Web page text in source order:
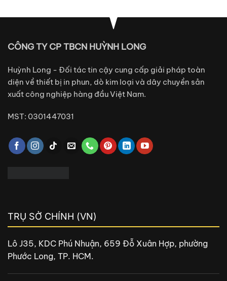
CÔNG TY CP TBCN HUỲNH LONG
Huỳnh Long - Đối tác tin cậy cung cấp giải pháp toàn
diện về thiết bị in phun, dò kim loại và dây chuyền sản
xuất công nghiệp hàng đầu Việt Nam.
MST: 0301447031
TRỤ SỞ CHÍNH (VN)
Lô J35, KDC Phú Nhuận, 659 Đỗ Xuân Hợp, phường
Phước Long, TP. HCM.